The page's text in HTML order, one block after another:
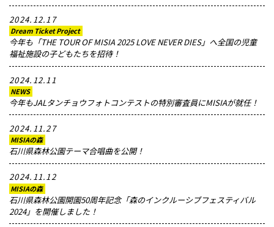
2024.12.17
Dream Ticket Project
今年も「THE TOUR OF MISIA 2025 LOVE NEVER DIES」へ全国の児童
福祉施設の子どもたちを招待！
2024.12.11
NEWS
今年もJALタンチョウフォトコンテストの特別審査員にMISIAが就任！
2024.11.27
MISIAの森
石川県森林公園テーマ合唱曲を公開！
2024.11.12
MISIAの森
石川県森林公園開園50周年記念「森のインクルーシブフェスティバル
2024」を開催しました！